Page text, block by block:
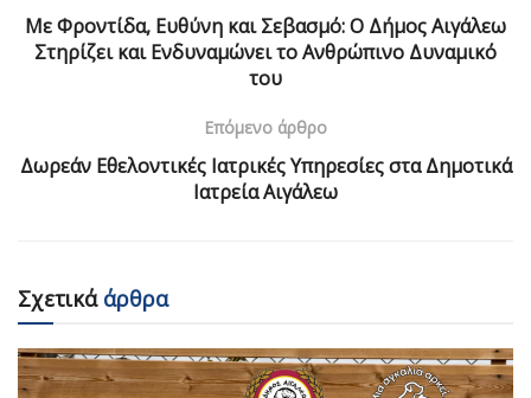
Με Φροντίδα, Ευθύνη και Σεβασμό: Ο Δήμος Αιγάλεω
Στηρίζει και Ενδυναμώνει το Ανθρώπινο Δυναμικό
του
Επόμενο άρθρο
Δωρεάν Εθελοντικές Ιατρικές Υπηρεσίες στα Δημοτικά
Ιατρεία Αιγάλεω
Σχετικάάρθρα